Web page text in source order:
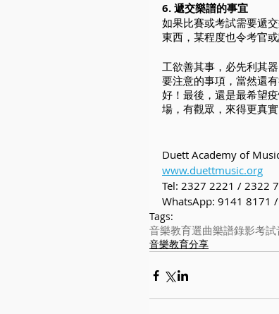
6. 遞交樂譜的事宜
如果比賽或考試需要遞
東西，某程度也令考官
工欲善其事，必先利其
要注意的事項，當然還
好！最後，還是最希望
場，有觀眾，來得更真
Duett Academy of
www.duettmusic.org
Tel: 2327 2221 / 2322
WhatsApp: 9141 8171
Tags:
音樂教育選曲樂譜錄影考試
音樂教育分享